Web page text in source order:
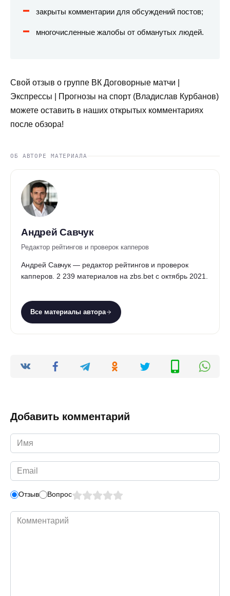
закрыты комментарии для обсуждений постов;
многочисленные жалобы от обманутых людей.
Свой отзыв о группе ВК Договорные матчи |
Экспрессы | Прогнозы на спорт (Владислав Курбанов)
можете оставить в наших открытых комментариях
после обзора!
ОБ АВТОРЕ МАТЕРИАЛА
Андрей Савчук
Редактор рейтингов и проверок капперов
Андрей Савчук — редактор рейтингов и проверок
капперов. 2 239 материалов на zbs.bet с октябрь 2021.
Все материалы автора
Добавить комментарий
Имя
*
Email
*
Отзыв Вопрос
Комментарий